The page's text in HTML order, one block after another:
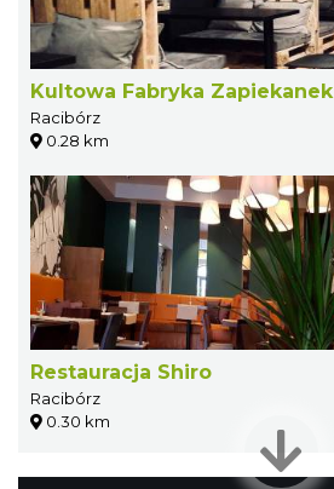
Kultowa Fabryka Zapiekanek
Racibórz
0.28 km
Restauracja Shiro
Racibórz
0.30 km